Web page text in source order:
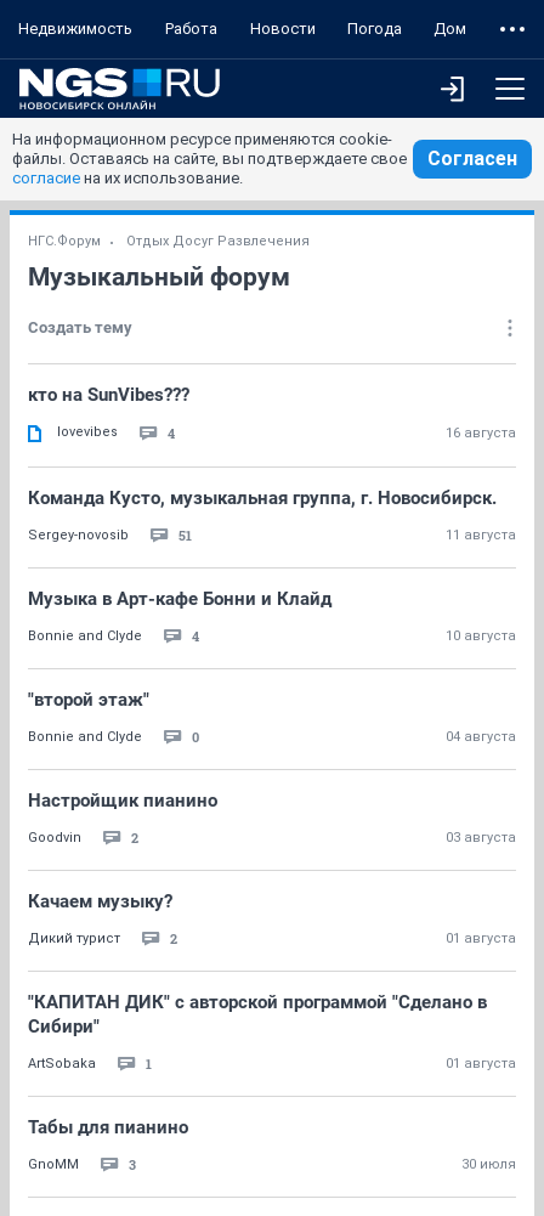
Недвижимость Работа Новости Погода Дом
На информационном ресурсе применяются cookie-
файлы. Оставаясь на сайте, вы подтверждаете свое
согласие на их использование.
Согласен
НГС.Форум Отдых Досуг Развлечения
Музыкальный форум
Создать тему
кто на SunVibes???
lovevibes 4 16 августа
Команда Кусто, музыкальная группа, г. Новосибирск.
Sergey-novosib 51 11 августа
Музыка в Арт-кафе Бонни и Клайд
Bonnie and Clyde 4 10 августа
"второй этаж"
Bonnie and Clyde 0 04 августа
Настройщик пианино
Goodvin 2 03 августа
Качаем музыку?
Дикий турист 2 01 августа
"КАПИТАН ДИК" с авторской программой "Сделано в
Сибири"
ArtSobaka 1 01 августа
Табы для пианино
GnoMM 3 30 июля